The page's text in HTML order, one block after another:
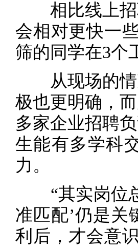
相比线上招
会相对更快一
筛的同学在3个
从现场的情
极也更明确，
多家企业招聘
生能有多学科
力。
“其实岗位总
准匹配’仍是关
利后，才会意